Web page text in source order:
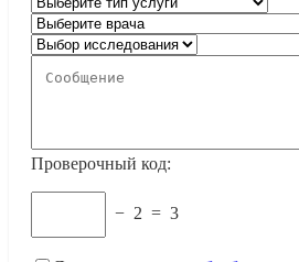
Проверочный код:
− 2 = 3